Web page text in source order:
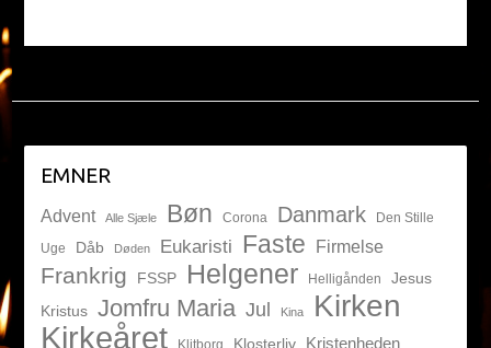
EMNER
Advent Alle Sjæle Bøn Corona Danmark
Den Stille
Uge
Dåb Døden Eukaristi Faste Firmelse
Frankrig FSSP Helgener Helligånden
Jesus
Kristus Jomfru Maria Jul Kina Kirken
Kirkeåret Klitborg Klosterliv Kristenheden